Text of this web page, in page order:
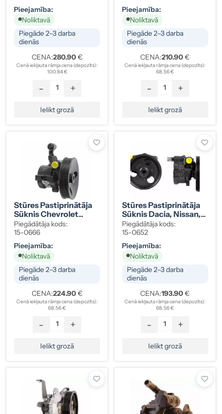
QVB500660
Pieejamība:
Noliktavā
Piegāde 2–3 darba
dienās
CENA:280.90 €
Cenā iekļauta rāmja cena (depozīts):
100.84 €
- +
Ielikt grozā
Pieejamība:
Noliktavā
Piegāde 2–3 darba
dienās
CENA:210.90 €
Cenā iekļauta rāmja cena (depozīts):
68.56 €
- +
Ielikt grozā
Stūres Pastiprinātāja
Sūknis Chevrolet
Lacetti, Nubira
96834907
Piegādātāja kods:
15-0666
Pieejamība:
Noliktavā
Piegāde 2–3 darba
dienās
CENA:224.90 €
Cenā iekļauta rāmja cena (depozīts):
68.56 €
- +
Ielikt grozā
Stūres Pastiprinātāja
Sūknis Dacia, Nissan,
Renault 491100071R
Piegādātāja kods:
15-0652
Pieejamība:
Noliktavā
Piegāde 2–3 darba
dienās
CENA:193.90 €
Cenā iekļauta rāmja cena (depozīts):
68.56 €
- +
Ielikt grozā